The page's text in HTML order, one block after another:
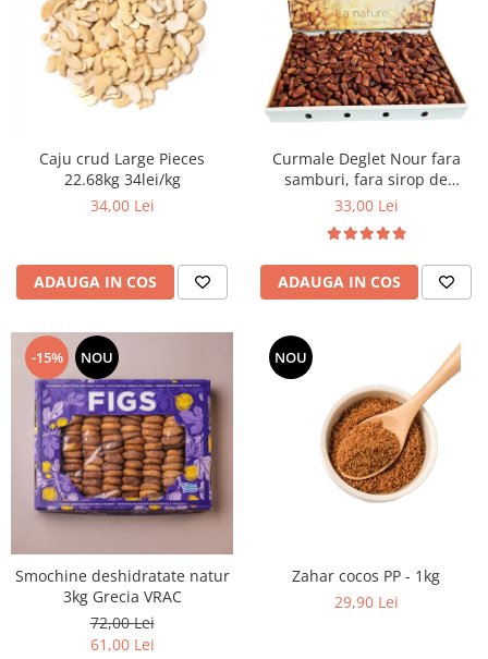
Caju crud Large Pieces
22.68kg 34lei/kg
34,00 Lei
ADAUGA IN COS
Curmale Deglet Nour fara
samburi, fara sirop de
glucoza 5 kg VRAC
33,00 Lei
ADAUGA IN COS
-15% NOU
Smochine deshidratate natur
3kg Grecia VRAC
72,00 Lei
61,00 Lei
NOU
Zahar cocos PP - 1kg
29,90 Lei